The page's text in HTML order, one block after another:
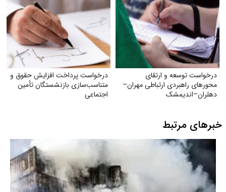
درخواست توسعه و ارتقای
محورهای راهبردی ارتباطی مهران–
دهلران–اندیمشک
درخواست پرداخت افزایش حقوق و
متناسب‌سازی بازنشستگان تأمین
اجتماعی
خبرهای مرتبط